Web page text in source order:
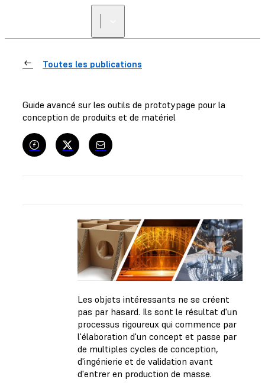
Toutes les publications
Guide avancé sur les outils de prototypage pour la
conception de produits et de matériel
Les objets intéressants ne se créent
pas par hasard. Ils sont le résultat d'un
processus rigoureux qui commence par
l'élaboration d'un concept et passe par
de multiples cycles de conception,
d'ingénierie et de validation avant
d'entrer en production de masse.